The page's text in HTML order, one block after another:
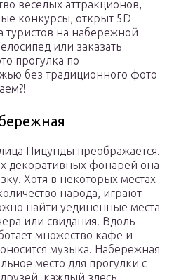
веселых аттракционов,
конкурсы, открыт 5D
туристов на набережной
или заказать
прогулка по
без традиционного фото
Пицунды преображается.
декоративных фонарей она
Хотя в некоторых местах
народа, играют
найти уединенные места
или свидания. Вдоль
множество кафе и
музыка. Набережная
место для прогулки с
каждый здесь